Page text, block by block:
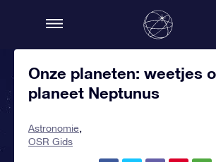
Onze planeten: weetjes
planeet Neptunus
Astronomie
OSR Gids